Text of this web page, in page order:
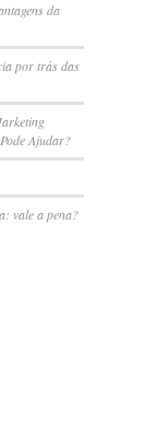
da
por trás das
Ajudar?
vale a pena?